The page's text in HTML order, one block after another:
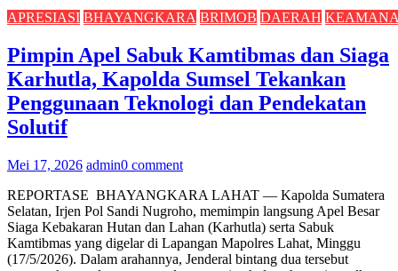
APRESIASI BHAYANGKARA BRIMOB DAERAH
Pimpin Apel Sabuk Kamtibmas dan Siaga
Karhutla, Kapolda Sumsel Tekankan
Penggunaan Teknologi dan Pendekatan
Solutif
Mei 17, 2026 admin0 comment
REPORTASE BHAYANGKARA LAHAT — Kapolda Sumatera
Selatan, Irjen Pol Sandi Nugroho, memimpin langsung Apel Besar
Siaga Kebakaran Hutan dan Lahan (Karhutla) serta Sabuk
Kamtibmas yang digelar di Lapangan Mapolres Lahat, Minggu
(17/5/2026). Dalam arahannya, Jenderal bintang dua tersebut